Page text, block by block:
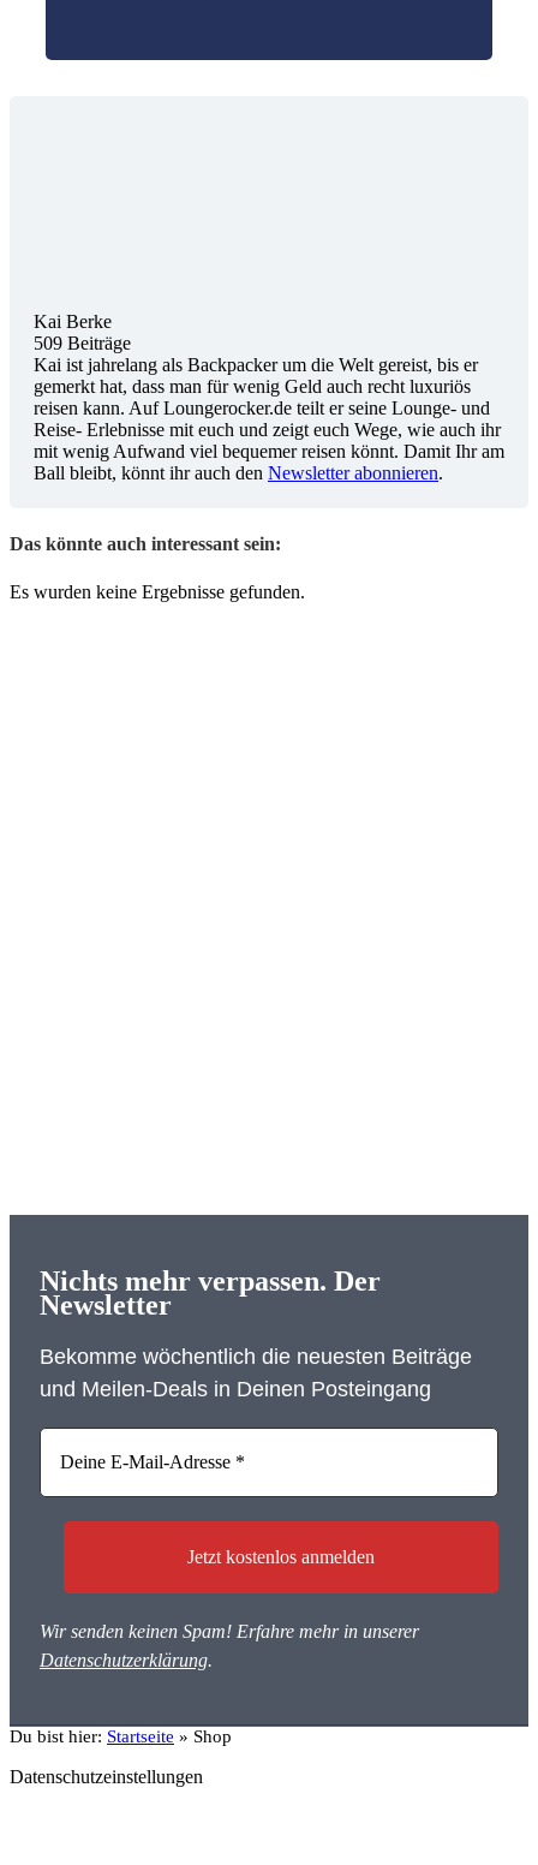
Kai Berke
509 Beiträge
Kai ist jahrelang als Backpacker um die Welt gereist, bis er
gemerkt hat, dass man für wenig Geld auch recht luxuriös
reisen kann. Auf Loungerocker.de teilt er seine Lounge- und
Reise- Erlebnisse mit euch und zeigt euch Wege, wie auch ihr
mit wenig Aufwand viel bequemer reisen könnt. Damit Ihr am
Ball bleibt, könnt ihr auch den Newsletter abonnieren.
Das könnte auch interessant sein:
Es wurden keine Ergebnisse gefunden.
Nichts mehr verpassen. Der
Newsletter
Bekomme wöchentlich die neuesten Beiträge
und Meilen-Deals in Deinen Posteingang
Wir senden keinen Spam! Erfahre mehr in unserer
Datenschutzerklärung.
Du bist hier: Startseite » Shop
Datenschutzeinstellungen